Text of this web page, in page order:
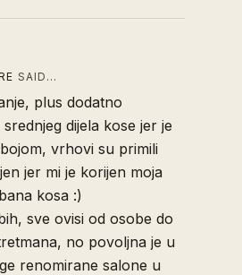
SAID…
plus dodatno
dijela kose jer je
vrhovi su primili
jer mi je korijen moja
kosa :)
sve ovisi od osobe do
no povoljna je u
renomirane salone u